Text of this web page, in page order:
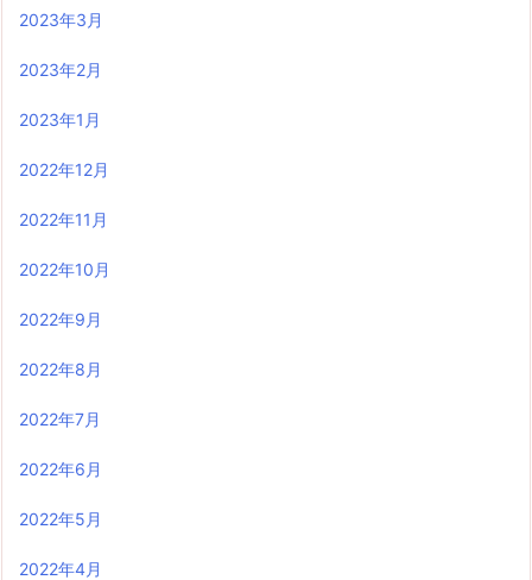
2023年3月
2023年2月
2023年1月
2022年12月
2022年11月
2022年10月
2022年9月
2022年8月
2022年7月
2022年6月
2022年5月
2022年4月